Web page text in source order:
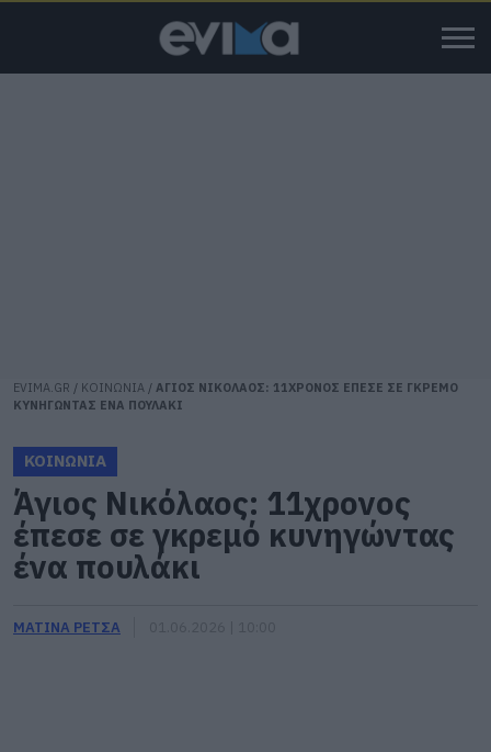
EVIMA.GR / ΚΟΙΝΩΝΙΑ / ΑΓΙΟΣ ΝΙΚΟΛΑΟΣ: 11ΧΡΟΝΟΣ ΕΠΕΣΕ ΣΕ ΓΚΡΕΜΟ
ΚΥΝΗΓΩΝΤΑΣ ΕΝΑ ΠΟΥΛΑΚΙ
ΚΟΙΝΩΝΙΑ
Άγιος Νικόλαος: 11χρονος
έπεσε σε γκρεμό κυνηγώντας
ένα πουλάκι
ΜΑΤΙΝΑ ΡΕΤΣΑ